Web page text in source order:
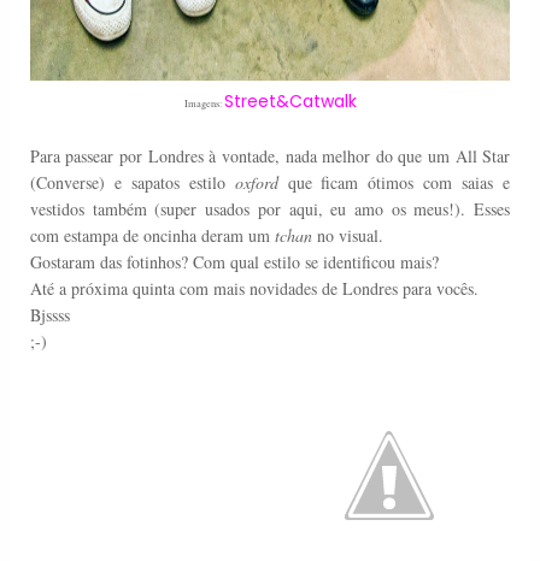
Imagens:Street&Catwalk
Para passear por Londres à vontade, nada melhor do que um All Star
(Converse) e sapatos estilo oxfordque ficam ótimos com saias e
vestidos também (super usados por aqui, eu amo os meus!). Esses
com estampa de oncinha deram umtchan no visual.
Gostaram das fotinhos? Com qual estilo se identificou mais?
Até a próxima quinta com mais novidades de Londres para vocês.
Bjssss
;-)